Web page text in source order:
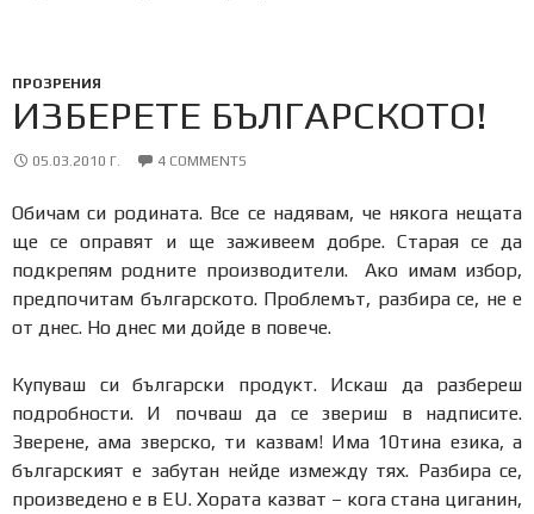
ПРОЗРЕНИЯ
ИЗБЕРЕТЕ БЪЛГАРСКОТО!
05.03.2010 Г. 4 COMMENTS
Обичам си родината. Все се надявам, че някога нещата
ще се оправят и ще заживеем добре. Старая се да
подкрепям родните производители. Ако имам избор,
предпочитам българското. Проблемът, разбира се, не е
от днес. Но днес ми дойде в повече.
Купуваш си български продукт. Искаш да разбереш
подробности. И почваш да се звериш в надписите.
Зверене, ама зверско, ти казвам! Има 10тина езика, а
българският е забутан нейде измежду тях. Разбира се,
произведено е в EU. Хората казват – кога стана циганин,